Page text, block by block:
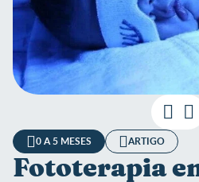
0 A 5 MESES ARTIGO
Fototerapia